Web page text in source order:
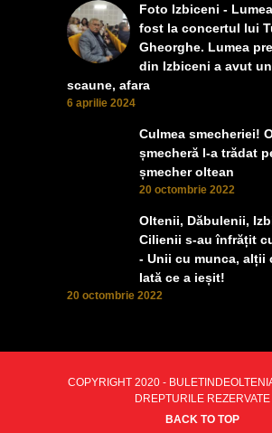
Foto Izbiceni -
fost la concertul lui
Gheorghe. Lumea
din Izbiceni a avut
scaune, afara
6 aprilie 2024
Culmea smecheriei!
șmecheră l-a trădat
șmecher oltean
20 octombrie 2022
Oltenii, Dăbulenii,
Cilienii s-au înfrățit
- Unii cu munca, alții
Iată ce a ieșit!
20 octombrie 2022
COPYRIGHT 2020 -
DREPTURILE REZERVATE
BACK TO TOP